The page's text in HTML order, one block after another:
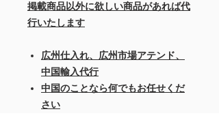
掲載商品以外に欲しい商品があれば代
行いたします
広州仕入れ、広州市場アテンド、
中国輸入代行
中国のことなら何でもお任せくだ
さい